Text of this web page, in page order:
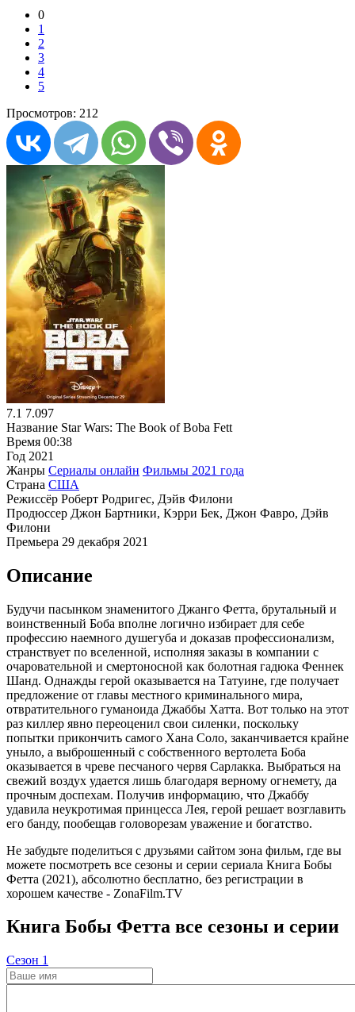
0
1
2
3
4
5
Просмотров: 212
7.1 7.097
Название Star Wars: The Book of Boba Fett
Время 00:38
Год 2021
Жанры Сериалы онлайн Фильмы 2021 года
Страна США
Режиссёр Роберт Родригес, Дэйв Филони
Продюссер Джон Бартники, Кэрри Бек, Джон Фавро, Дэйв
Филони
Премьера 29 декабря 2021
Описание
Будучи пасынком знаменитого Джанго Фетта, брутальный и
воинственный Боба вполне логично избирает для себе
профессию наемного душегуба и доказав профессионализм,
странствует по вселенной, исполняя заказы в компании с
очаровательной и смертоносной как болотная гадюка Феннек
Шанд. Однажды герой оказывается на Татуине, где получает
предложение от главы местного криминального мира,
отвратительного гуманоида Джаббы Хатта. Вот только на этот
раз киллер явно переоценил свои силенки, поскольку
попытки прикончить самого Хана Соло, заканчивается крайне
уныло, а выброшенный с собственного вертолета Боба
оказывается в чреве песчаного червя Сарлакка. Выбраться на
свежий воздух удается лишь благодаря верному огнемету, да
прочным доспехам. Получив информацию, что Джаббу
удавила неукротимая принцесса Лея, герой решает возглавить
его банду, пообещав головорезам уважение и богатство.
Не забудьте поделиться с друзьями сайтом зона фильм, где вы
можете посмотреть все сезоны и серии сериала Книга Бобы
Фетта (2021), абсолютно бесплатно, без регистрации в
хорошем качестве - ZonaFilm.TV
Книга Бобы Фетта все сезоны и серии
Cезон 1